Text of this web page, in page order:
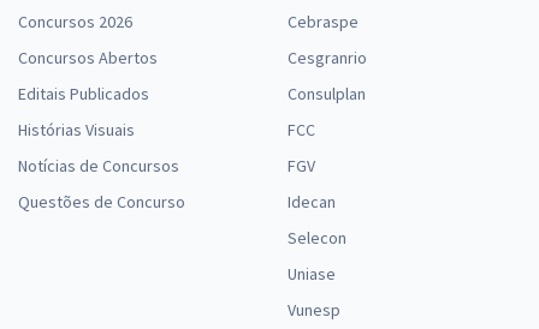
Concursos 2026
Concursos Abertos
Editais Publicados
Histórias Visuais
Notícias de Concursos
Questões de Concurso
Cebraspe
Cesgranrio
Consulplan
FCC
FGV
Idecan
Selecon
Uniase
Vunesp